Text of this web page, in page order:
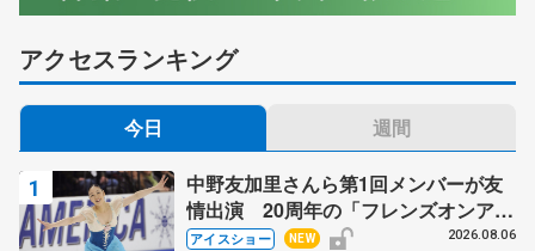
アクセスランキング
今日 週間
中野友加里さんら第1回メンバーが友
情出演 20周年の「フレンズオンアイ
ス」 宮本賢二さん、有川梨絵さん、
アイスショー NEW 2026.08.06